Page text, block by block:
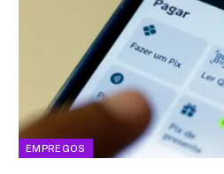
EMPREGOS